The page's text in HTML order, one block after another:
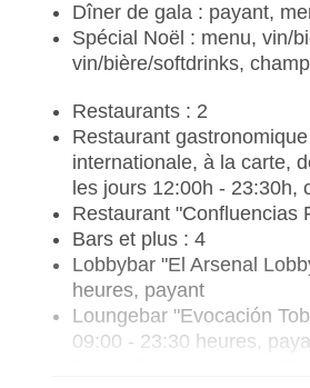
Dîner de gala : payant,
Spécial Noël : menu, vin/
vin/bière/softdrinks,
Restaurants : 2
Restaurant
internationale, à la carte,
les jours 12:00h - 23:30h,
Restaurant "Confluencias
Bars et plus : 4
Lobbybar "El Arsenal
heures, payant
Loungebar "Evocación
09:00 - 23:30 heures,
Cocktailbar "Constante